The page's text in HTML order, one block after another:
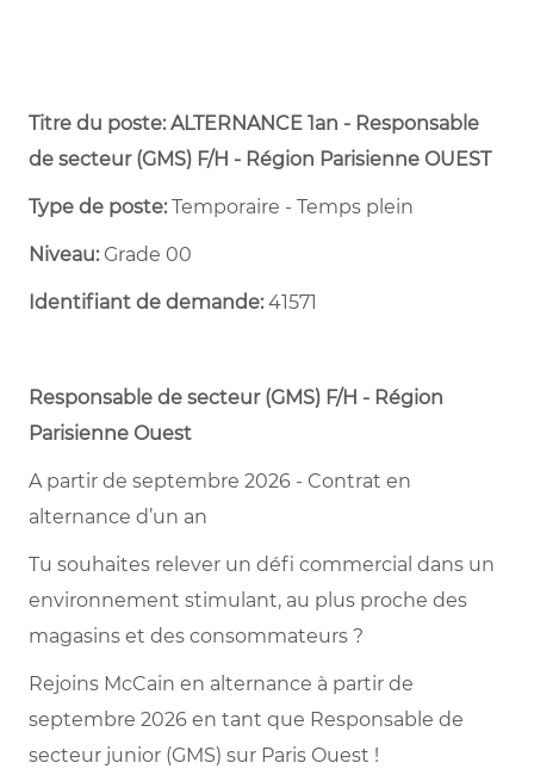
Titre du poste: ALTERNANCE 1an - Responsable
de secteur (GMS) F/H - Région Parisienne OUEST
Type de poste:Temporaire - Temps plein ​
Niveau: Grade 00
Identifiant de demande:41571
Responsable de secteur (GMS) F/H - Région
Parisienne Ouest
A partir de septembre 2026 - Contrat en
alternance d’un an
Tu souhaites relever un défi commercial dans un
environnement stimulant, au plus proche des
magasins et des consommateurs ?
Rejoins McCain en alternance à partir de
septembre 2026 en tant que Responsable de
secteur junior (GMS) sur Paris Ouest !